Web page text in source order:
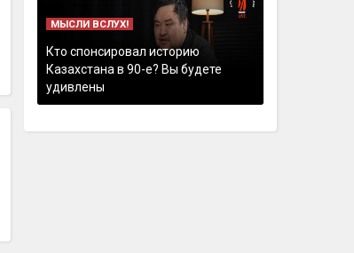
МЫСЛИ ВСЛУХ!
Кто спонсировал историю
Казахстана в 90-е? Вы будете
удивлены